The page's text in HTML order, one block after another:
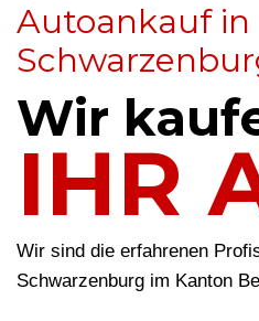
Autoankauf in
Wir
IHR
Wir sind die erfahrenen
Schwarzenburg im Kanton